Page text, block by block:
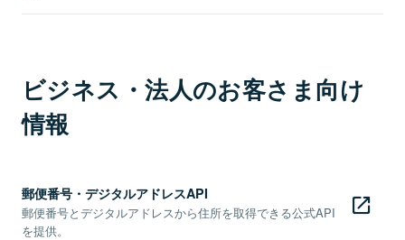
ビジネス・法人のお客さま向け
情報
郵便番号・デジタルアドレスAPI
郵便番号とデジタルアドレスから住所を取得できる公式API
を提供。